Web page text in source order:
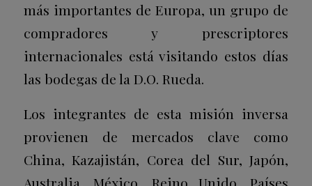
más importantes de Europa, un grupo de
compradores y prescriptores
internacionales está visitando estos días
las bodegas de la D.O. Rueda.
Los integrantes de esta misión inversa
provienen de mercados clave como
China, Kazajistán, Corea del Sur, Japón,